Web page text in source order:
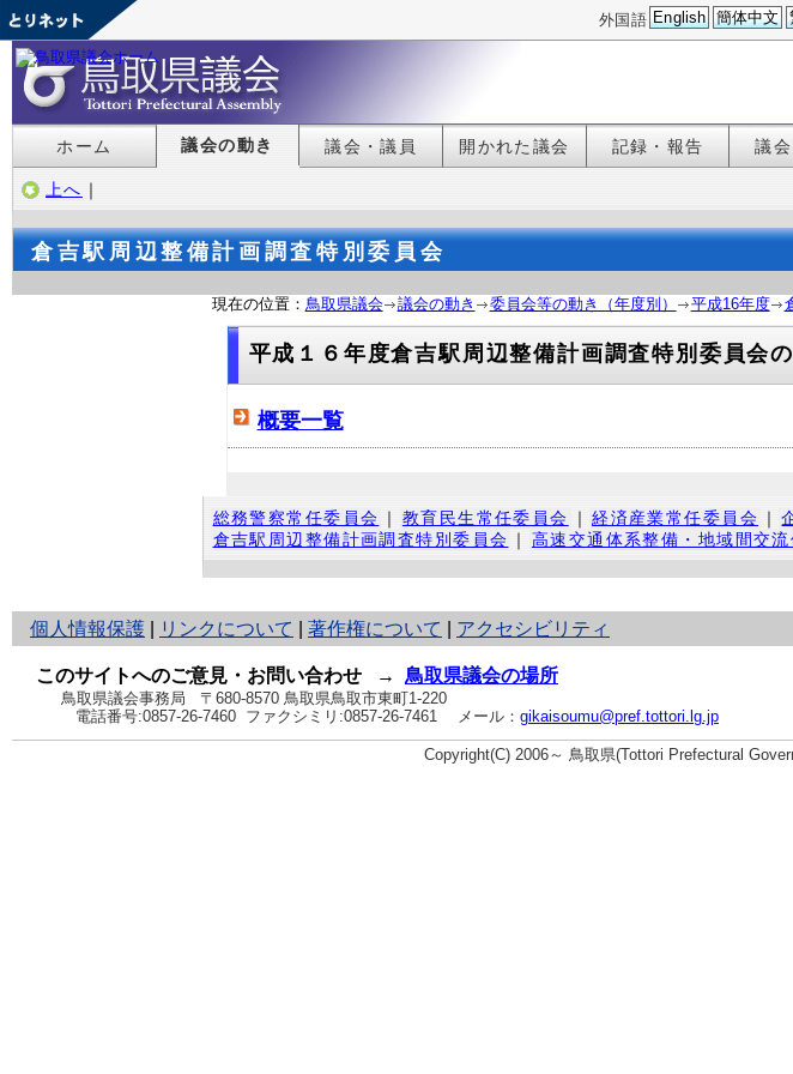
外国語 English 簡体中文
ホーム 議会の動き 議会・議員 開かれた議会 記録・報告 議
上へ ｜
倉吉駅周辺整備計画調査特別委員会
現在の位置： 鳥取県議会 議会の動き 委員会等の動き（年度別） 平成16年度
平成１６年度倉吉駅周辺整備計画調査特別委員会
概要一覧
総務警察常任委員会 ｜ 教育民生常任委員会 ｜ 経済産業常任委員会 ｜
倉吉駅周辺整備計画調査特別委員会 ｜ 高速交通体系整備・地域間交
個人情報保護
と
り
ネ
ッ
ト
へ
リンクについて 著作権について アクセシビリティ
このサイトへのご意見・お問い合わせ → 鳥取県議会の場所
鳥取県議会事務局
〒680-8570 鳥取県鳥取市東町1-220
電話番号:0857-26-7460 ファクシミリ:0857-26-7461 メール： gikaisoumu@pref.tottori.lg.jp
Copyright(C) 2006～ 鳥取県(Tottori Prefectural